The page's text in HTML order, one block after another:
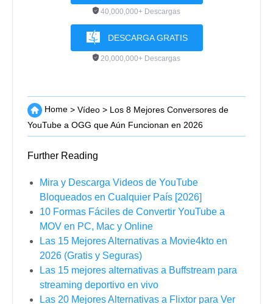
Palabras Finales
Lo que más valores te ayudará a elegir la mejor
herramienta para convertir YouTube a OGG. Los
anuncios, límites de tamaño de archivo o calidad
de audio más baja.
YT Saver YouTube
es la mejor opción para cualquiera
confiable y de alta calidad. Puede manejar desde
pistas individuales hasta listas de reproducción
completas, y es rápido y flexible. Por eso es la
mejor opción para conversiones OGG en 2026.
DESCARGA GRATIS
40,000,000+ Descargas
DESCARGA GRATIS
20,000,000+ Descargas